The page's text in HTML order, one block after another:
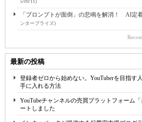
「プロンプトが面倒」の悲鳴を解消！ AI定
ンタープライズ)
最新の投稿
登録者ゼロから始めない。YouTuberを目指す
手に入れる方法
YouTubeチャンネルの売買プラットフォーム
ートしました